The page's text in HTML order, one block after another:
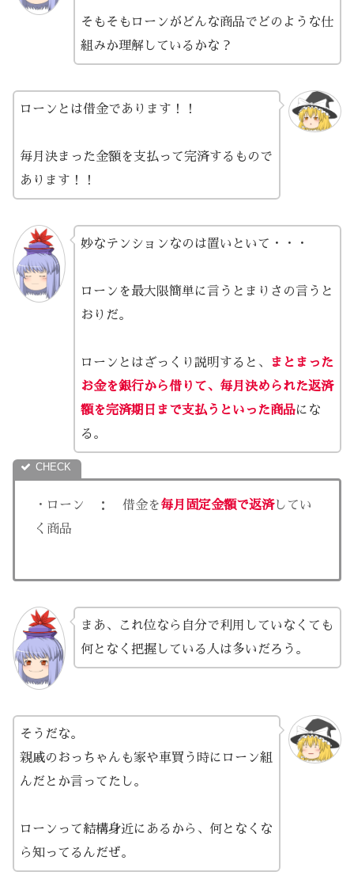
そもそもローンがどんな商品でどのような仕
組みか理解しているかな？
ローンとは借金であります！！
毎月決まった金額を支払って完済するもので
あります！！
妙なテンションなのは置いといて・・・
ローンを最大限簡単に言うとまりさの言うと
おりだ。
ローンとはざっくり説明すると、
まとまった
お金を銀行から借りて、毎月決められた返済
額を完済期日まで支払うといった商品にな
る。
・ローン ： 借金を毎月固定金額で返済してい
く商品
まあ、これ位なら自分で利用していなくても
何となく把握している人は多いだろう。
そうだな。
親戚のおっちゃんも家や車買う時にローン組
んだとか言ってたし。
ローンって結構身近にあるから、何となくな
ら知ってるんだぜ。